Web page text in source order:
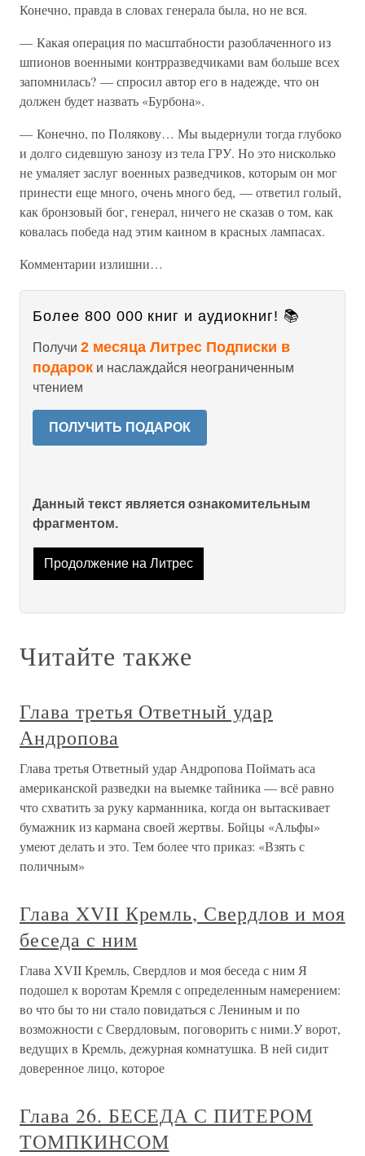
Конечно, правда в словах генерала была, но не вся.
— Какая операция по масштабности разоблаченного из
шпионов военными контрразведчиками вам больше всех
запомнилась? — спросил автор его в надежде, что он
должен будет назвать «Бурбона».
— Конечно, по Полякову… Мы выдернули тогда глубоко
и долго сидевшую занозу из тела ГРУ. Но это нисколько
не умаляет заслуг военных разведчиков, которым он мог
принести еще много, очень много бед, — ответил голый,
как бронзовый бог, генерал, ничего не сказав о том, как
ковалась победа над этим каином в красных лампасах.
Комментарии излишни…
Более 800 000 книг и аудиокниг! 📚
Получи 2 месяца Литрес Подписки в
подарок и наслаждайся неограниченным
чтением
ПОЛУЧИТЬ ПОДАРОК
Данный текст является ознакомительным
фрагментом.
Продолжение на Литрес
Читайте также
Глава третья Ответный удар
Андропова
Глава третья Ответный удар Андропова Поймать аса
американской разведки на выемке тайника — всё равно
что схватить за руку карманника, когда он вытаскивает
бумажник из кармана своей жертвы. Бойцы «Альфы»
умеют делать и это. Тем более что приказ: «Взять с
поличным»
Глава XVII Кремль, Свердлов и моя
беседа с ним
Глава XVII Кремль, Свердлов и моя беседа с ним Я
подошел к воротам Кремля с определенным намерением:
во что бы то ни стало повидаться с Лениным и по
возможности с Свердловым, поговорить с ними.У ворот,
ведущих в Кремль, дежурная комнатушка. В ней сидит
доверенное лицо, которое
Глава 26. БЕСЕДА С ПИТЕРОМ
ТОМПКИНСОМ